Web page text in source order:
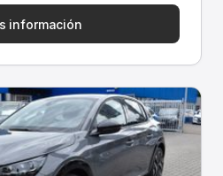
información